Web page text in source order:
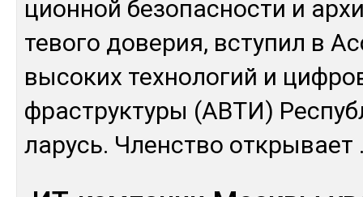
цион­ной бе­зопас­нос­ти и
тево­го до­верия, всту­пил в
вы­соких тех­но­логий и
фраструк­ту­ры (АВ­ТИ)
ларусь. Членс­тво от­кры­вает